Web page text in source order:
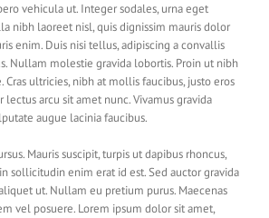
vehicula ut. Integer sodales, urna eget
nibh laoreet nisl, quis dignissim mauris dolor
enim. Duis nisi tellus, adipiscing a convallis
Nullam molestie gravida lobortis. Proin ut nibh
Cras ultricies, nibh at mollis faucibus, justo eros
lectus arcu sit amet nunc. Vivamus gravida
augue lacinia faucibus.
Mauris suscipit, turpis ut dapibus rhoncus,
sollicitudin enim erat id est. Sed auctor gravida
ut. Nullam eu pretium purus. Maecenas
vel posuere. Lorem ipsum dolor sit amet,